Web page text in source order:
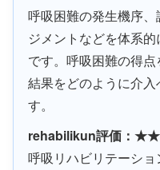
呼吸困難の発生機序
ジメントなどを体系
です。呼吸困難の得
結果をどのように介
す。
rehabilikun評価：
呼吸リハビリテーシ